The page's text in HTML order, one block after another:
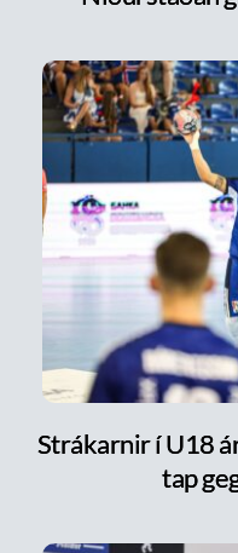
Strákarnir í U18
tap